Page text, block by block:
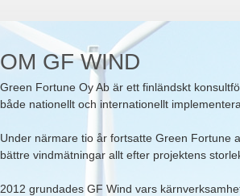
OM GF WIND
Green Fortune Oy Ab är ett finländskt
både nationellt och internationellt
Under närmare tio år fortsatte Green Fortune
bättre vindmätningar allt efter projektens
2012 grundades GF Wind vars